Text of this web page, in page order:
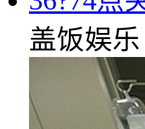
盖饭娱乐